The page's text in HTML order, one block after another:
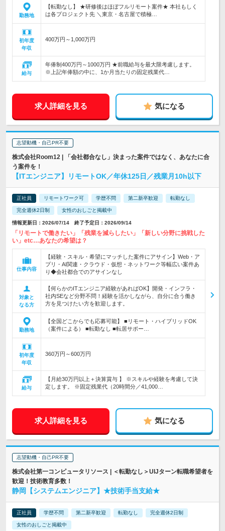
勤務地
【転勤なし】 ★研修後はほぼフルリモート案件★ 本社もしく
は各プロジェクト先 ＼東京・名古屋で積極…
初年度
年収
400万円～1,000万円
給与
年俸制400万円～1000万円 ★前職給与を最大限考慮します。
※上記年俸額の中に、1か月当たりの固定残業代…
求人詳細を見る 気になる
志望動機・自己PR不要
株式会社Room12 | 「会社都合なし」決まった案件ではなく、あなたに合
う案件を！
【ITエンジニア】リモートOK／年休125日／残業月10h以下
正社員 リモートワーク可 学歴不問 第二新卒歓迎 転勤なし
完全週休2日制 女性のおしごと掲載中
情報更新日：2026/07/14 終了予定日：2026/09/14
「リモートで働きたい」「残業を減らしたい」「新しい分野に挑戦した
い」etc…あなたの希望は？
仕事内容
【経験・スキル・希望にマッチした案件にアサイン】Web・ア
プリ・AI関連・クラウド・仮想・ネットワーク等幅広い案件あ
り◆会社都合でのアサインなし
対象と
なる方
【何らかのITエンジニア経験があればOK】開発・インフラ・
社内SEなど分野不問！経験を活かしながら、自分に合う働き
方を見つけたい方を歓迎します。
勤務地
【全国どこからでも応募可能】 ■リモート・ハイブリッドOK
（案件による） ■転勤なし ■転居サポー…
初年度
年収
360万円～600万円
給与
【月給30万円以上＋決算賞与 】 ※スキルや経験を考慮して決
定します。 ※固定残業代（20時間分／41,000…
求人詳細を見る 気になる
志望動機・自己PR不要
株式会社第一コンピュータリソース | ＜転勤なし＞UIJターン転職希望者を
歓迎！技術教育多数！
静岡【システムエンジニア】★技術手当支給★
正社員 学歴不問 第二新卒歓迎 転勤なし 完全週休2日制
女性のおしごと掲載中